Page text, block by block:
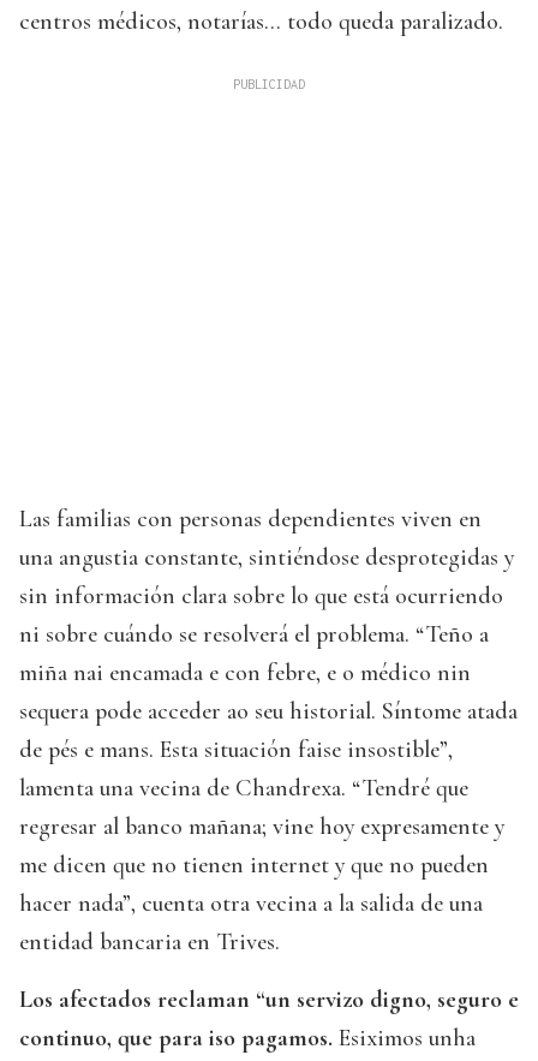
centros médicos, notarías… todo queda paralizado.
Las familias con personas dependientes viven en
una angustia constante, sintiéndose desprotegidas y
sin información clara sobre lo que está ocurriendo
ni sobre cuándo se resolverá el problema. “Teño a
miña nai encamada e con febre, e o médico nin
sequera pode acceder ao seu historial. Síntome atada
de pés e mans. Esta situación faise insostible”,
lamenta una vecina de Chandrexa. “Tendré que
regresar al banco mañana; vine hoy expresamente y
me dicen que no tienen internet y que no pueden
hacer nada”, cuenta otra vecina a la salida de una
entidad bancaria en Trives.
Los afectados reclaman “un servizo digno, seguro e
continuo, que para iso pagamos. Esiximos unha